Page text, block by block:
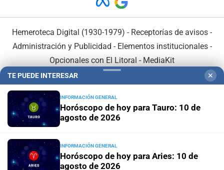
Hemeroteca Digital (1930-1979) - Receptorías de avisos -
Administración y Publicidad - Elementos institucionales-
Opcionales con El Litoral - MediaKit
En Asociación con:
TE PUEDE INTERESAR ✕
INFORMACIÓN GENERAL
Horóscopo de hoy para Tauro: 10 de
agosto de 2026
INFORMACIÓN GENERAL
Horóscopo de hoy para Aries: 10 de
agosto de 2026